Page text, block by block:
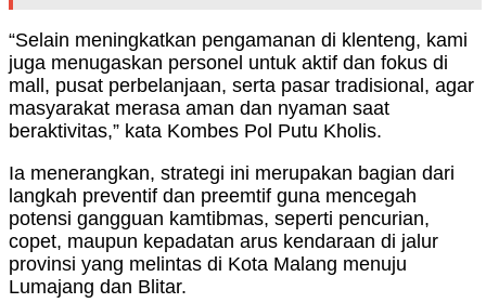
“Selain meningkatkan pengamanan di klenteng, kami
juga menugaskan personel untuk aktif dan fokus di
mall, pusat perbelanjaan, serta pasar tradisional, agar
masyarakat merasa aman dan nyaman saat
beraktivitas,” kata Kombes Pol Putu Kholis.
Ia menerangkan, strategi ini merupakan bagian dari
langkah preventif dan preemtif guna mencegah
potensi gangguan kamtibmas, seperti pencurian,
copet, maupun kepadatan arus kendaraan di jalur
provinsi yang melintas di Kota Malang menuju
Lumajang dan Blitar.